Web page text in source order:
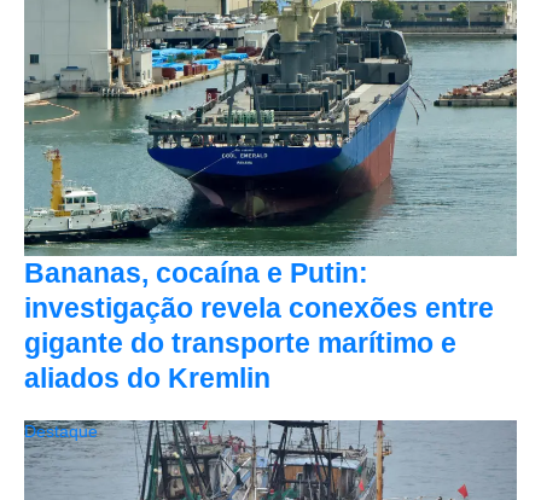
Bananas, cocaína e Putin:
investigação revela conexões entre
gigante do transporte marítimo e
aliados do Kremlin
Destaque